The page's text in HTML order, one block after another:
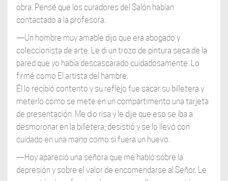
obra. Pensé que los curadores del Salón habían
contactado a la profesora.
—Un hombre muy amable dijo que era abogado y
coleccionista de arte. Le di un trozo de pintura seca de la
pared que yo había descascarado cuidadosamente. Lo
firmé como El artista del hambre.
Él lo recibió contento y su reflejo fue sacar su billetera y
meterlo como se mete en un compartimento una tarjeta
de presentación. Me dio risa y le dije que eso se iba a
desmoronar en la billetera; desistió y se lo llevó con
cuidado en una mano como si fuera un huevo.
—Hoy apareció una señora que me habló sobre la
depresión y sobre el valor de encomendarse al Señor. Le